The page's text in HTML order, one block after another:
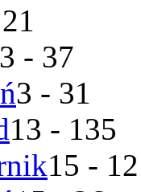
3 - 37
3 - 31
13 - 135
15 -